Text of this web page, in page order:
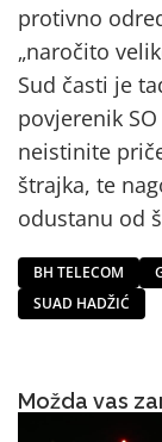
protivno
„naročito
Sud časti je
povjerenik
neistinite
štrajka, te
odustanu od
BH TELECOM
SUAD HADŽIĆ
Možda vas